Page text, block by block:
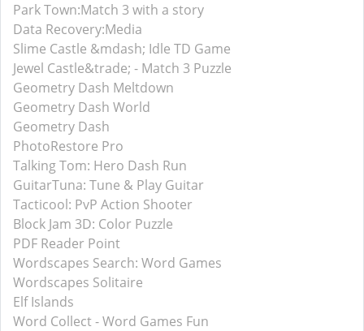
Park Town:Match 3 with a story
Data Recovery:Media
Slime Castle &mdash; Idle TD Game
Jewel Castle&trade; - Match 3 Puzzle
Geometry Dash Meltdown
Geometry Dash World
Geometry Dash
PhotoRestore Pro
Talking Tom: Hero Dash Run
GuitarTuna: Tune & Play Guitar
Tacticool: PvP Action Shooter
Block Jam 3D: Color Puzzle
PDF Reader Point
Wordscapes Search: Word Games
Wordscapes Solitaire
Elf Islands
Word Collect - Word Games Fun